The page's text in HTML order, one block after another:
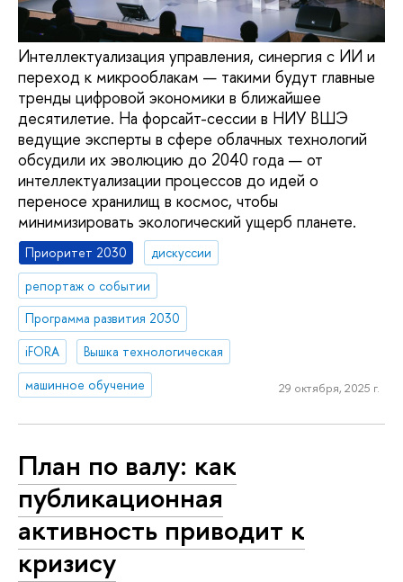
Интеллектуализация управления, синергия с ИИ и
переход к микрооблакам — такими будут главные
тренды цифровой экономики в ближайшее
десятилетие. На форсайт-сессии в НИУ ВШЭ
ведущие эксперты в сфере облачных технологий
обсудили их эволюцию до 2040 года — от
интеллектуализации процессов до идей о
переносе хранилищ в космос, чтобы
минимизировать экологический ущерб планете.
Приоритет 2030
дискуссии
репортаж о событии
Программа развития 2030
iFORA
Вышка технологическая
машинное обучение
29 октября, 2025 г.
План по валу: как
публикационная
активность приводит к
кризису